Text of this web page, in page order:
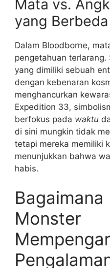
Mata vs.
yang Berbeda
Dalam Bloodborne,
pengetahuan
yang dimiliki sebuah
dengan kebenaran
menghancurkan
Expedition 33,
berfokus pada waktu
di sini mungkin tidak
tetapi mereka memiliki
menunjukkan bahwa
habis.
Bagaimana
Monster